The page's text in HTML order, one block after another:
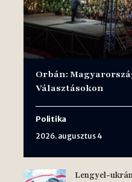
Orbán:
Választásokon
Politika
2026. augusztus 4
Lengyel-